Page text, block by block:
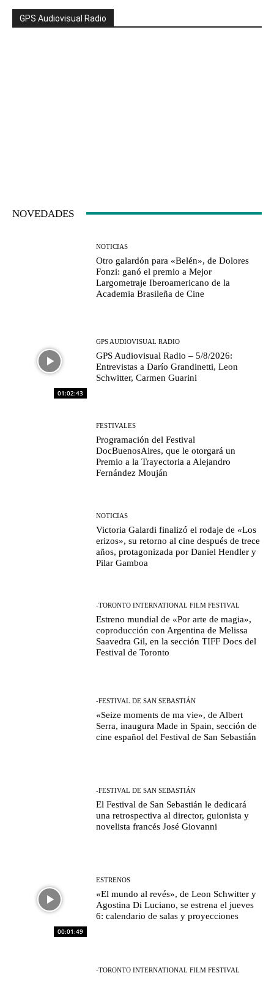
GPS Audiovisual Radio
NOVEDADES
NOTICIAS
Otro galardón para «Belén», de Dolores
Fonzi: ganó el premio a Mejor
Largometraje Iberoamericano de la
Academia Brasileña de Cine
01:02:43
GPS AUDIOVISUAL RADIO
GPS Audiovisual Radio – 5/8/2026:
Entrevistas a Darío Grandinetti, Leon
Schwitter, Carmen Guarini
FESTIVALES
Programación del Festival
DocBuenosAires, que le otorgará un
Premio a la Trayectoria a Alejandro
Fernández Mouján
NOTICIAS
Victoria Galardi finalizó el rodaje de «Los
erizos», su retorno al cine después de trece
años, protagonizada por Daniel Hendler y
Pilar Gamboa
-TORONTO INTERNATIONAL FILM FESTIVAL
Estreno mundial de «Por arte de magia»,
coproducción con Argentina de Melissa
Saavedra Gil, en la sección TIFF Docs del
Festival de Toronto
-FESTIVAL DE SAN SEBASTIÁN
«Seize moments de ma vie», de Albert
Serra, inaugura Made in Spain, sección de
cine español del Festival de San Sebastián
-FESTIVAL DE SAN SEBASTIÁN
El Festival de San Sebastián le dedicará
una retrospectiva al director, guionista y
novelista francés José Giovanni
00:01:49
ESTRENOS
«El mundo al revés», de Leon Schwitter y
Agostina Di Luciano, se estrena el jueves
6: calendario de salas y proyecciones
-TORONTO INTERNATIONAL FILM FESTIVAL